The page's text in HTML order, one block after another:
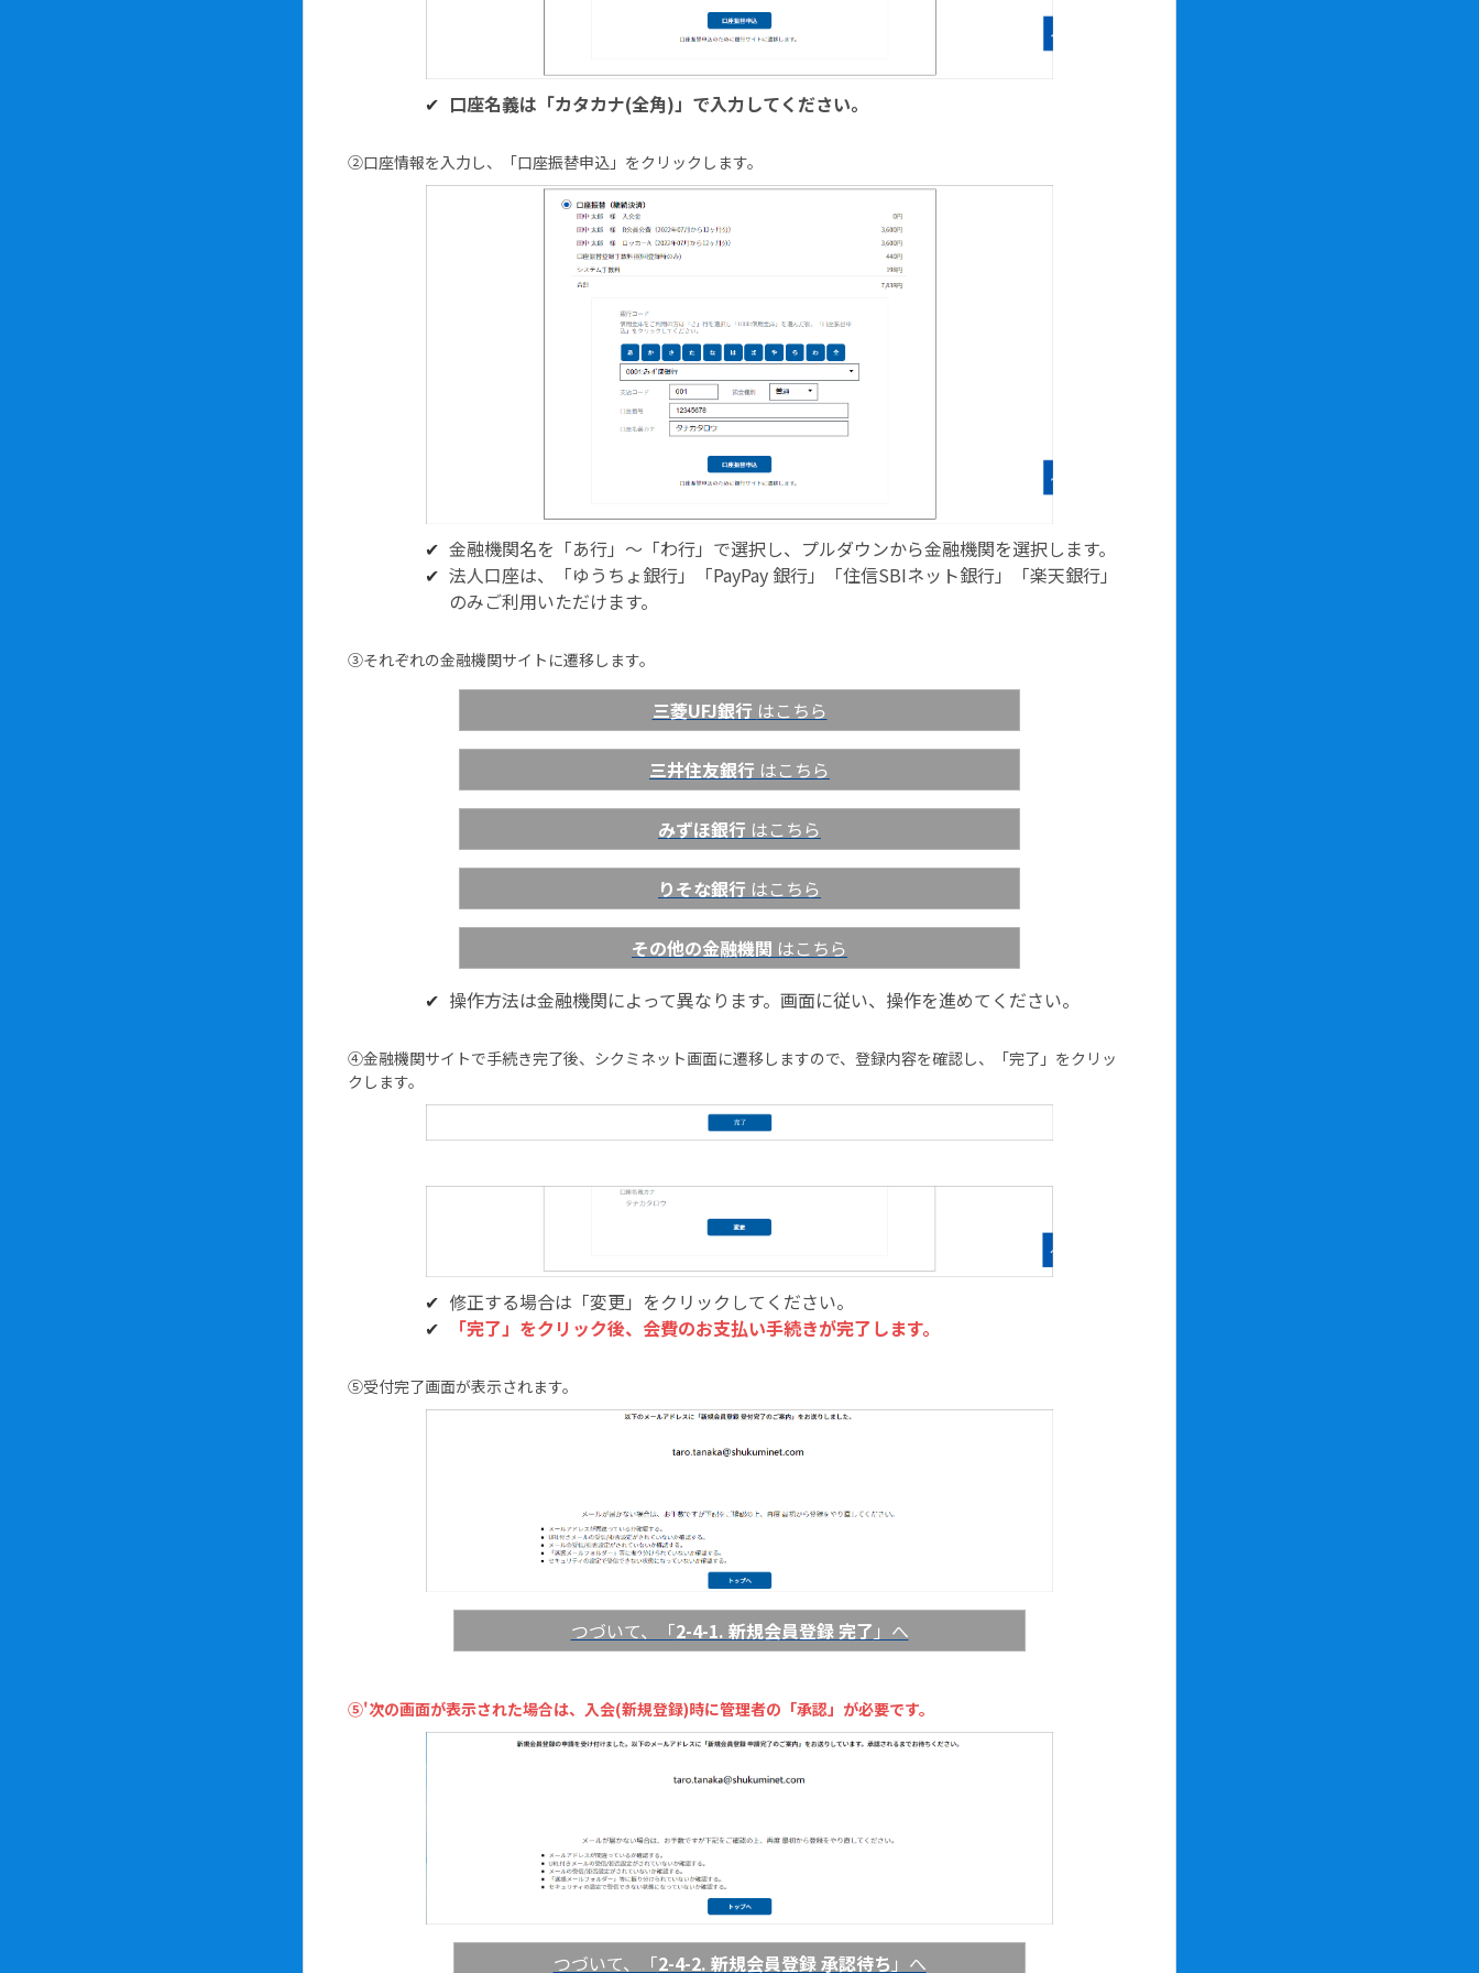
口座名義は「カタカナ(全角)」で入力してください。
②口座情報を入力し、「口座振替申込」をクリックします。
金融機関名を「あ行」～「わ行」で選択し、プルダウンから金融機関を選択します。
法人口座は、「ゆうちょ銀行」「PayPay 銀行」「住信SBIネット銀行」「楽天銀行」
のみご利用いただけます。
③それぞれの金融機関サイトに遷移します。
三菱UFJ銀行 はこちら
三井住友銀行 はこちら
みずほ銀行 はこちら
りそな銀行 はこちら
その他の金融機関 はこちら
操作方法は金融機関によって異なります。画面に従い、操作を進めてください。
④金融機関サイトで手続き完了後、シクミネット画面に遷移しますので、登録内容を確認し、「完了」をクリッ
クします。
修正する場合は「変更」をクリックしてください。
「完了」をクリック後、会費のお⽀払い⼿続きが完了します。
⑤受付完了画面が表示されます。
つづいて、「2-4-1. 新規会員登録 完了 」へ
⑤'次の画面が表示された場合は、入会(新規登録)時に管理者の「承認」が必要です。
つづいて、「2-4-2. 新規会員登録 承認待ち 」へ